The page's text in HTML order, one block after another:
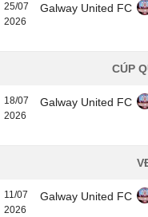
25/07
2026
Galway United FC
CÚP
18/07
2026
Galway United FC
11/07
2026
Galway United FC